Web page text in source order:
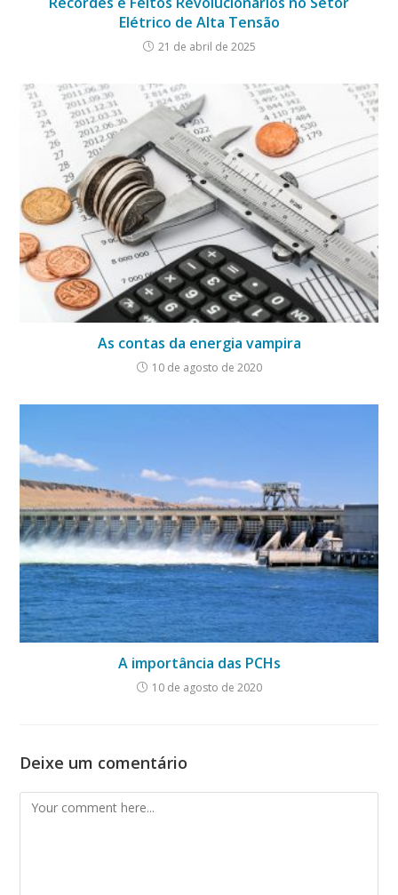
Elétrico de Alta Tensão
21 de abril de 2025
As contas da energia vampira
10 de agosto de 2020
A importância das PCHs
10 de agosto de 2020
Deixe um comentário
Comment